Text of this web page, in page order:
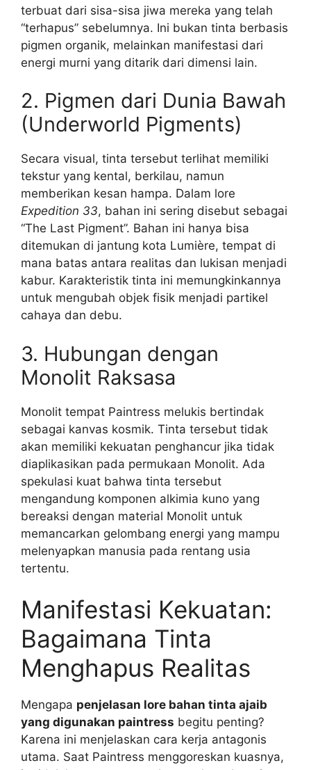
terbuat dari sisa-sisa jiwa mereka yang telah
“terhapus” sebelumnya. Ini bukan tinta berbasis
pigmen organik, melainkan manifestasi dari
energi murni yang ditarik dari dimensi lain.
2. Pigmen dari Dunia Bawah
(Underworld Pigments)
Secara visual, tinta tersebut terlihat memiliki
tekstur yang kental, berkilau, namun
memberikan kesan hampa. Dalam lore
Expedition 33, bahan ini sering disebut sebagai
“The Last Pigment”. Bahan ini hanya bisa
ditemukan di jantung kota Lumière, tempat di
mana batas antara realitas dan lukisan menjadi
kabur. Karakteristik tinta ini memungkinkannya
untuk mengubah objek fisik menjadi partikel
cahaya dan debu.
3. Hubungan dengan
Monolit Raksasa
Monolit tempat Paintress melukis bertindak
sebagai kanvas kosmik. Tinta tersebut tidak
akan memiliki kekuatan penghancur jika tidak
diaplikasikan pada permukaan Monolit. Ada
spekulasi kuat bahwa tinta tersebut
mengandung komponen alkimia kuno yang
bereaksi dengan material Monolit untuk
memancarkan gelombang energi yang mampu
melenyapkan manusia pada rentang usia
tertentu.
Manifestasi Kekuatan:
Bagaimana Tinta
Menghapus Realitas
Mengapa penjelasan lore bahan tinta ajaib
yang digunakan paintress begitu penting?
Karena ini menjelaskan cara kerja antagonis
utama. Saat Paintress menggoreskan kuasnya,